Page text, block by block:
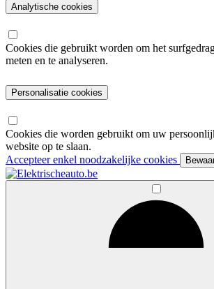
Analytische cookies
Cookies die gebruikt worden om het
meten en te analyseren.
Personalisatie cookies
Cookies die worden gebruikt om uw
website op te slaan.
Accepteer enkel noodzakelijke cookies